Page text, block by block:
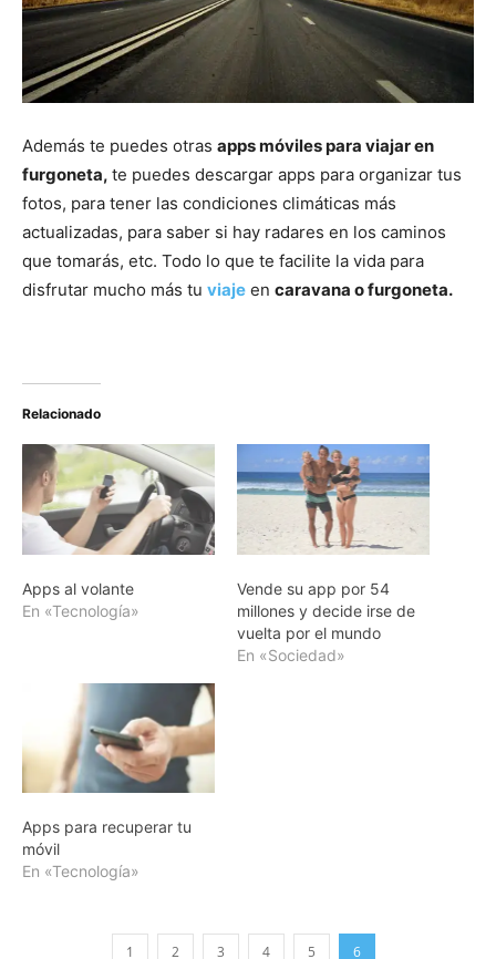
Además te puedes otras apps móviles para viajar en
furgoneta, te puedes descargar apps para organizar tus
fotos, para tener las condiciones climáticas más
actualizadas, para saber si hay radares en los caminos
que tomarás, etc. Todo lo que te facilite la vida para
disfrutar mucho más tu viaje en caravana o furgoneta.
Relacionado
Apps al volante
En «Tecnología»
Vende su app por 54
millones y decide irse de
vuelta por el mundo
En «Sociedad»
Apps para recuperar tu
móvil
En «Tecnología»
1 2 3 4 5 6